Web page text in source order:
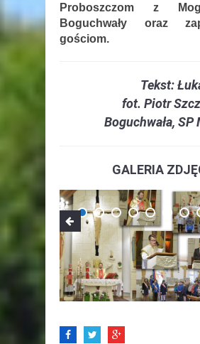
Proboszczom z
Boguchwały oraz
gościom.
Tekst:
fot. Piotr
Boguchwała,
GALERIA